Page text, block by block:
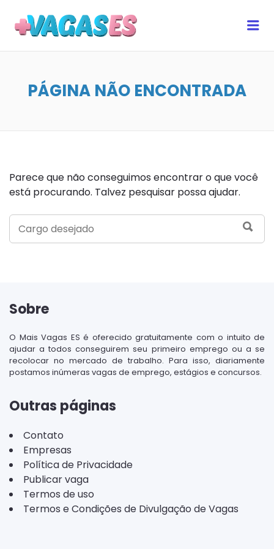
PÁGINA NÃO ENCONTRADA
Parece que não conseguimos encontrar o que você
está procurando. Talvez pesquisar possa ajudar.
SEARCH
FOR:
Sobre
O Mais Vagas ES é oferecido gratuitamente com o intuito de
ajudar a todos conseguirem seu primeiro emprego ou a se
recolocar no mercado de trabalho. Para isso, diariamente
postamos inúmeras vagas de emprego, estágios e concursos.
Outras páginas
Contato
Empresas
Política de Privacidade
Publicar vaga
Termos de uso
Termos e Condições de Divulgação de Vagas